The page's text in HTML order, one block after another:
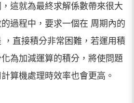
這就為最終求解係數帶來很大
過程中，要求一個在 周期內的
，直接積分非常困難，若運用積
為加減運算的積分，將使問題
算機處理時效率也會更高。